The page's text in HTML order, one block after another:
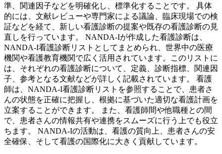
準、関連因子などを明確化し、標準化することです。
具体
的には、文献レビューや専門家による議論、臨床現場での検
証などを経て、新しい看護診断の提案や既存の看護診断の見
直しを行っています。 NANDA-Iが作成した看護診断は、
NANDA-I看護診断リストとしてまとめられ、世界中の医療
機関や看護教育機関で広く活用されています。このリストに
は、それぞれの看護診断について、定義、診断指標、関連因
子、参考となる文献などが詳しく記載されています。 看護
師は、NANDA-I看護診断リストを参照することで、患者さ
んの状態を正確に把握し、根拠に基づいた適切な看護計画を
立案することができます。
また、看護師間や他職種との間
で、患者さんの情報共有や連携をスムーズに行う上でも役立
ちます。 NANDA-Iの活動は、看護の質向上、患者さんの安
全確保、そして看護の国際化に大きく貢献しています。